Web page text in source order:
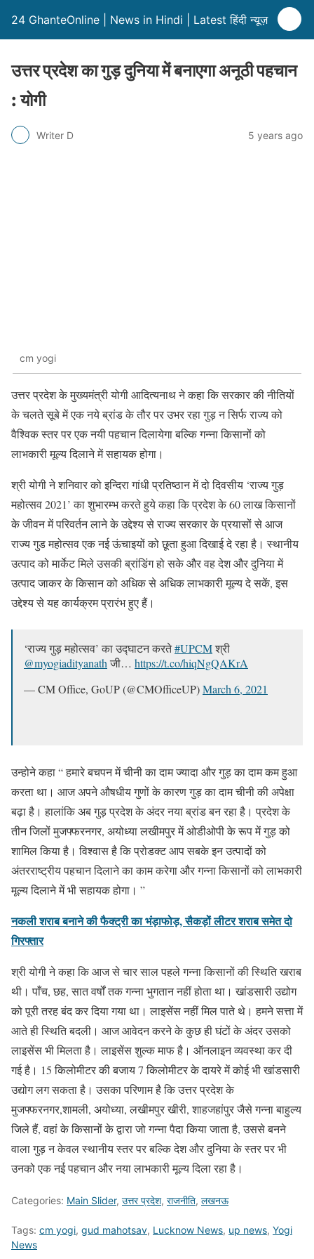
24 GhanteOnline | News in Hindi | Latest हिंदी न्यूज़
उत्तर प्रदेश का गुड़ दुनिया में बनाएगा अनूठी पहचान
: योगी
Writer D 5 years ago
cm yogi
उत्तर प्रदेश के मुख्यमंत्री योगी आदित्यनाथ ने कहा कि सरकार की नीतियों
के चलते सूबे में एक नये ब्रांड के तौर पर उभर रहा गुड़ न सिर्फ राज्य को
वैश्विक स्तर पर एक नयी पहचान दिलायेगा बल्कि गन्ना किसानों को
लाभकारी मूल्य दिलाने में सहायक होगा।
श्री योगी ने शनिवार को इन्दिरा गांधी प्रतिष्ठान में दो दिवसीय ‘राज्य गुड़
महोत्सव 2021’ का शुभारम्भ करते हुये कहा कि प्रदेश के 60 लाख किसानों
के जीवन में परिवर्तन लाने के उद्देश्य से राज्य सरकार के प्रयासों से आज
राज्य गुड महोत्सव एक नई ऊंचाइयों को छूता हुआ दिखाई दे रहा है। स्थानीय
उत्पाद को मार्केट मिले उसकी ब्रांडिंग हो सके और वह देश और दुनिया में
उत्पाद जाकर के किसान को अधिक से अधिक लाभकारी मूल्य दे सकें, इस
उद्देश्य से यह कार्यक्रम प्रारंभ हुए हैं।
‘राज्य गुड़ महोत्सव’ का उद्घाटन करते#UPCMश्री
@myogiadityanathजी… https://t.co/hiqNgQAKrA
— CM Office, GoUP (@CMOfficeUP)March 6, 2021
उन्होने कहा “ हमारे बचपन में चीनी का दाम ज्यादा और गुड़ का दाम कम हुआ
करता था। आज अपने औषधीय गुणों के कारण गुड़ का दाम चीनी की अपेक्षा
बढ़ा है। हालांकि अब गुड़ प्रदेश के अंदर नया ब्रांड बन रहा है। प्रदेश के
तीन जिलों मुजफ्फरनगर, अयोध्या लखीमपुर में ओडीओपी के रूप में गुड़ को
शामिल किया है। विश्वास है कि प्रोडक्ट आप सबके इन उत्पादों को
अंतरराष्ट्रीय पहचान दिलाने का काम करेगा और गन्ना किसानों को लाभकारी
मूल्य दिलाने में भी सहायक होगा। ”
नकली शराब बनाने की फैक्ट्री का भंड़ाफोड़, सैकड़ों लीटर शराब समेत दो
गिरफ्तार
श्री योगी ने कहा कि आज से चार साल पहले गन्ना किसानों की स्थिति खराब
थी। पाँच, छह, सात वर्षों तक गन्ना भुगतान नहीं होता था। खांडसारी उद्योग
को पूरी तरह बंद कर दिया गया था। लाइसेंस नहीं मिल पाते थे। हमने सत्ता में
आते ही स्थिति बदली। आज आवेदन करने के कुछ ही घंटों के अंदर उसको
लाइसेंस भी मिलता है। लाइसेंस शुल्क माफ है। ऑनलाइन व्यवस्था कर दी
गई है। 15 किलोमीटर की बजाय 7 किलोमीटर के दायरे में कोई भी खांडसारी
उद्योग लग सकता है। उसका परिणाम है कि उत्तर प्रदेश के
मुजफ्फरनगर,शामली, अयोध्या, लखीमपुर खीरी, शाहजहांपुर जैसे गन्ना बाहुल्य
जिले हैं, वहां के किसानों के द्वारा जो गन्ना पैदा किया जाता है, उससे बनने
वाला गुड़ न केवल स्थानीय स्तर पर बल्कि देश और दुनिया के स्तर पर भी
उनको एक नई पहचान और नया लाभकारी मूल्य दिला रहा है।
Categories: Main Slider, उत्तर प्रदेश, राजनीति, लखनऊ
Tags: cm yogi, gud mahotsav, Lucknow News, up news, Yogi
News